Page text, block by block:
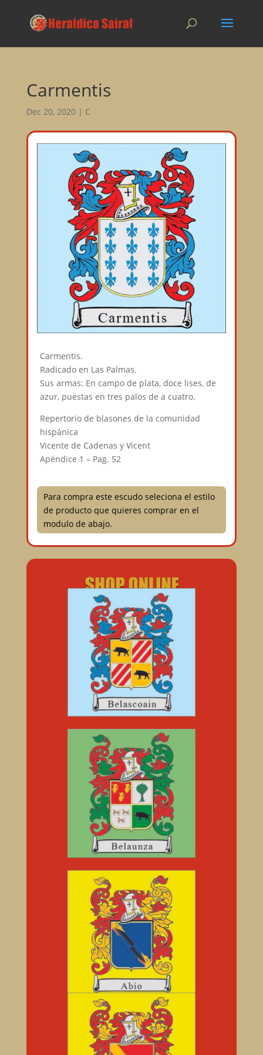
Carmentis
Dec 20, 2020| C
Carmentis.
Radicado en Las Palmas.
Sus armas: En campo de plata, doce lises, de
azur, puestas en tres palos de a cuatro.
Repertorio de blasones de la comunidad
hispánica
Vicente de Cadenas y Vicent
Apéndice 1 – Pag. 52
Para compra este escudo seleciona el estilo
de producto que quieres comprar en el
modulo de abajo.